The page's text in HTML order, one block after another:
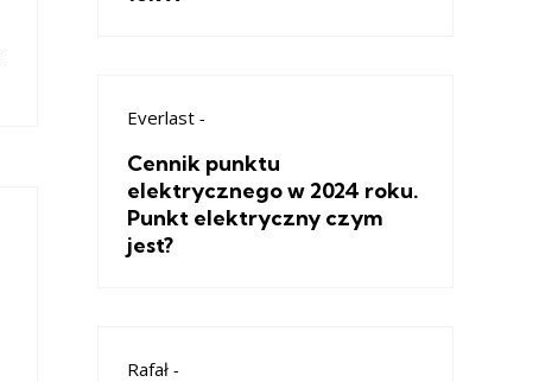
Everlast -
Cennik punktu
elektrycznego w 2024 roku.
Punkt elektryczny czym
jest?
Rafał -